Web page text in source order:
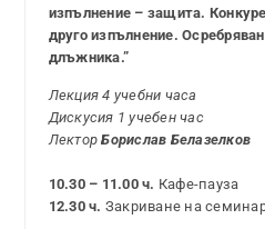
изпълнение – защита.
друго изпълнение.
длъжника.”
Лекция 4 учебни часа
Дискусия 1 учебен час
ЛекторБорислав Белазелков
10.30 – 11.00 ч. Кафе-пауза
12.30 ч. Закриване на